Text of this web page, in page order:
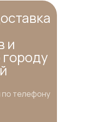
и
по телефону